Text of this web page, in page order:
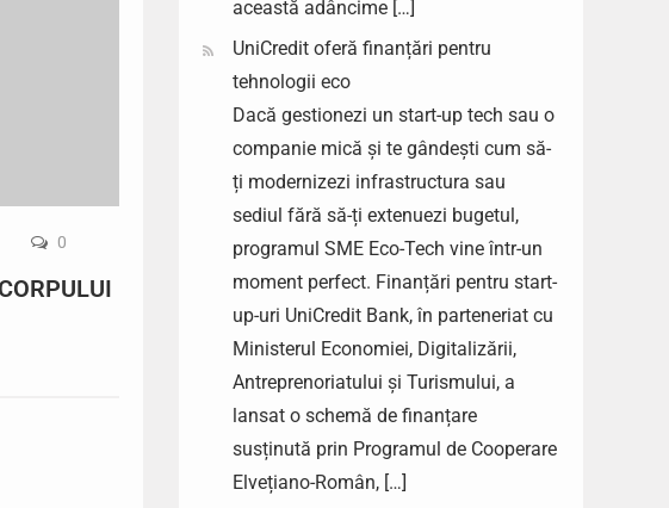
0
această adâncime […]
UniCredit oferă finanțări pentru
tehnologii eco
Dacă gestionezi un start-up tech sau o
companie mică și te gândești cum să-
ți modernizezi infrastructura sau
sediul fără să-ți extenuezi bugetul,
programul SME Eco-Tech vine într-un
moment perfect. Finanțări pentru start-
up-uri UniCredit Bank, în parteneriat cu
Ministerul Economiei, Digitalizării,
Antreprenoriatului și Turismului, a
lansat o schemă de finanțare
susținută prin Programul de Cooperare
Elvețiano-Român, […]